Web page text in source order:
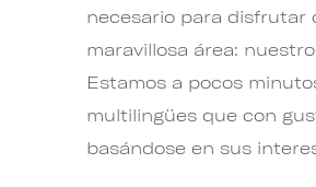
necesario para disfrutar
maravillosa área:
Estamos a pocos
multilingües que con
basándose en sus